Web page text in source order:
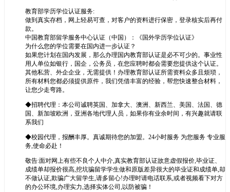
教育部学历学位认证服务:
做到真实存档，网上轻易可查，对客户的资料进行保密，登录核实后再付
款。
中国教育部留学服务中心认证（中国）：《国外学历学位认证》
为什么您的学位需要在国内进一步认证？
如果您计划在国内发展，那么办理国内教育部认证是必不可少的。事业性
用人单位如银行，国企，公务员，在您应聘时都会需要您提供这个认证。
其他私营、外企企业，无需提供！办理教育部认证所需资料众多且烦琐，
所有材料您都必须提供原件，我们凭借丰富的经验，帮您快速整合材料，
让您少走弯路。
◆招聘代理：本公司诚聘英国、加拿大、澳洲、新西兰、美国、法国、德
国、新加坡欧洲，亚洲各地代理人员，如果你有业余时间，有兴趣就请联
系我们
◆校园代理，报酬丰厚。真诚期待您的加盟。24小时服务 为您服务 专业服
务,使命必赴！
敬告:面对网上有些不良个人中介,真实教育部认证故意虚假报价,毕业证、
成绩单却报价很高,挖坑骗留学学生做和原版差异很大的毕业证和成绩单,却
不做认证,欺骗广大留学生,请多留心!办理时请电话联系,或者视频看下对方
的办公环境,办理实力,选择实体公司,以防被骗！